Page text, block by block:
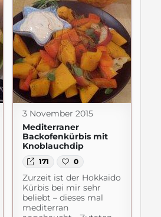
3 November 2015
Mediterraner
Backofenkürbis mit
Knoblauchdip
171 0
Zurzeit ist der Hokkaido
Kürbis bei mir sehr
beliebt – dieses mal
mediterran